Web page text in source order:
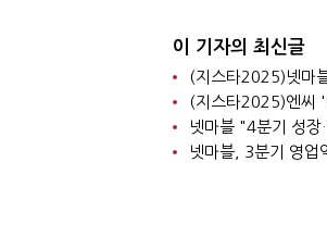
이 기자의 최신글
(지스타2025)넷마
(지스타2025)엔씨
넷마블 "4분기 성
넷마블, 3분기 영